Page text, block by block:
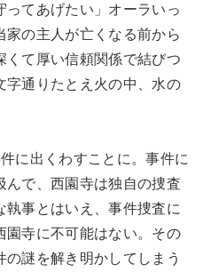
ってあげたい」オーラいっ
家の主人が亡くなる前から
くて厚い信頼関係で結びつ
字通りたとえ火の中、水の
に出くわすことに。事件に
んで、西園寺は独自の捜査
執事とはいえ、事件捜査に
寺に不可能はない。その
謎を解き明かしてしまう